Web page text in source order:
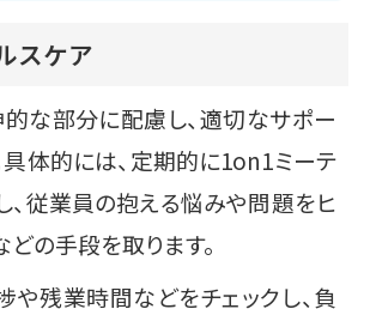
スケア
な部分に配慮し、適切なサポー
具体的には、定期的に1on1ミーテ
、従業員の抱える悩みや問題をヒ
どの手段を取ります。
や残業時間などをチェックし、負